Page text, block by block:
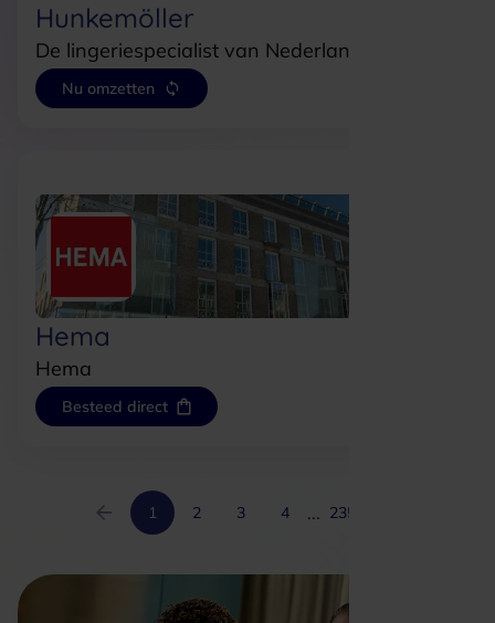
Hunkemöller
De lingeriespecialist van Nederland!
Nu omzetten
Hema
Hema
Besteed direct
1 2 3 4 ... 235